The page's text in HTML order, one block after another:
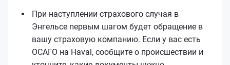
При наступлении страхового случая в
Энгельсе первым шагом будет обращение в
вашу страховую компанию. Если у вас есть
ОСАГО на Haval, сообщите о происшествии и